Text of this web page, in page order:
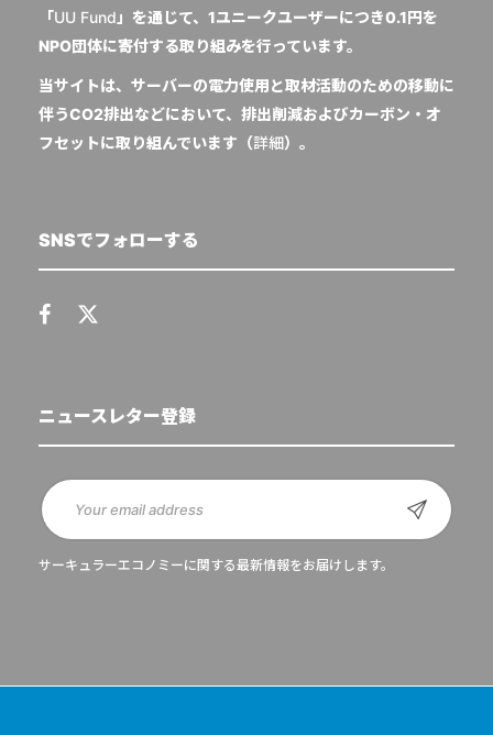
「UU Fund」を通じて、1ユニークユーザーにつき0.1円を
NPO団体に寄付する取り組みを行っています。
当サイトは、サーバーの電力使用と取材活動のための移動に
伴うCO2排出などにおいて、排出削減およびカーボン・オ
フセットに取り組んでいます（詳細）。
SNSでフォローする
ニュースレター登録
サーキュラーエコノミーに関する最新情報をお届けします。